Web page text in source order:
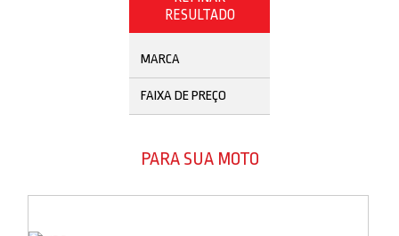
RESULTADO
MARCA
FAIXA DE PREÇO
PARA SUA MOTO